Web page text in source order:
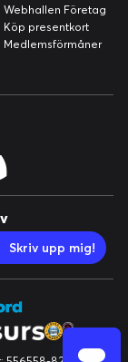
Webhallen Företag
Köp presentkort
Medlemsförmåner
Skriv upp mig!